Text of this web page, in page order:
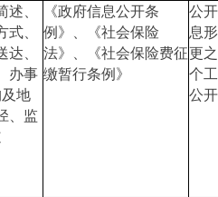
、
、
、
办事
地
、监
《政府信息公开条
例》、《社会保险
法》、《社会保险费征
缴暂行条例》
公
息
更
个
公开